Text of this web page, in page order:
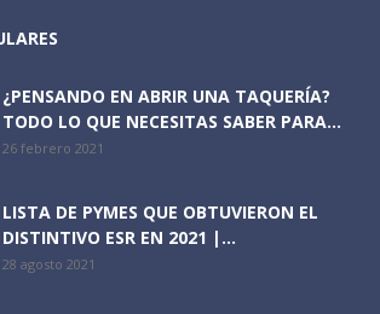
¿PENSANDO EN ABRIR UNA TAQUERÍA?
TODO LO QUE NECESITAS SABER PARA...
26 febrero 2021
LISTA DE PYMES QUE OBTUVIERON EL
DISTINTIVO ESR EN 2021 |...
28 agosto 2021